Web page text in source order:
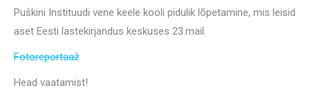
Puškini Instituudi vene keele kooli pidulik lõpetamine, mis leisid
aset Eesti lastekirjandus keskuses 23.mail.
Fotoreportaaž
Head vaatamist!